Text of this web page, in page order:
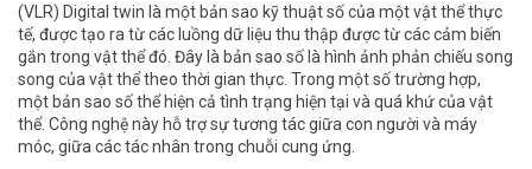
(VLR) Digital twin là một bản sao kỹ thuật số của một vật thể thực
tế, được tạo ra từ các luồng dữ liệu thu thập được từ các cảm biến
gắn trong vật thể đó. Đây là bản sao số là hình ảnh phản chiếu song
song của vật thể theo thời gian thực. Trong một số trường hợp,
một bản sao số thể hiện cả tình trạng hiện tại và quá khứ của vật
thể. Công nghệ này hỗ trợ sự tương tác giữa con người và máy
móc, giữa các tác nhân trong chuỗi cung ứng.